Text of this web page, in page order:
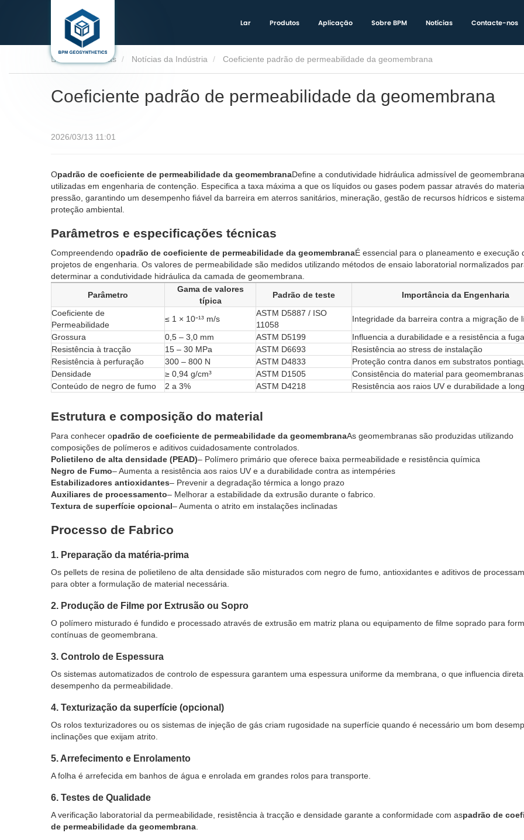
Lar Produtos Aplicação Sobre BPM Notícias Contacte-nos
Notícias Notícias da Indústria Coeficiente padrão de permeabilidade da geomembrana
Coeficiente padrão de permeabilidade da geomembrana
2026/03/13 11:01
Opadrão de coeficiente de permeabilidade da geomembranaDefine a condutividade hidráulica admissível de
utilizadas em engenharia de contenção. Especifica a taxa máxima a que os líquidos ou gases podem passar através do
pressão, garantindo um desempenho fiável da barreira em aterros sanitários, mineração, gestão de recursos hídricos e
proteção ambiental.
Parâmetros e especificações técnicas
Compreendendo opadrão de coeficiente de permeabilidade da geomembranaÉ essencial para o planeamento e execução
projetos de engenharia. Os valores de permeabilidade são medidos utilizando métodos de ensaio laboratorial normalizados
determinar a condutividade hidráulica da camada de geomembrana.
Parâmetro
Gama de valores
típica
Padrão de teste
Importância da Engenharia
Coeficiente de
Permeabilidade
≤ 1 × 10⁻¹³ m/s
ASTM D5887 / ISO
11058
Integridade da barreira contra a migração de
Grossura
0,5 – 3,0 mm ASTM D5199
Influencia a durabilidade e a resistência a
Resistência à tracção
15 – 30 MPa ASTM D6693
Resistência ao stress de instalação
Resistência à perfuração
300 – 800 N ASTM D4833
Proteção contra danos em substratos
Densidade
≥ 0,94 g/cm³ ASTM D1505
Consistência do material para
Conteúdo de negro de fumo
2 a 3% ASTM D4218 Resistência aos raios UV e durabilidade a
Estrutura e composição do material
Para conhecer opadrão de coeficiente de permeabilidade da geomembranaAs geomembranas são produzidas utilizando
composições de polímeros e aditivos cuidadosamente controlados.
Polietileno de alta densidade (PEAD)– Polímero primário que oferece baixa permeabilidade e resistência química
Negro de Fumo– Aumenta a resistência aos raios UV e a durabilidade contra as intempéries
Estabilizadores antioxidantes– Prevenir a degradação térmica a longo prazo
Auxiliares de processamento– Melhorar a estabilidade da extrusão durante o fabrico.
Textura de superfície opcional– Aumenta o atrito em instalações inclinadas
Processo de Fabrico
1. Preparação da matéria-prima
Os pellets de resina de polietileno de alta densidade são misturados com negro de fumo, antioxidantes e aditivos de
para obter a formulação de material necessária.
2. Produção de Filme por Extrusão ou Sopro
O polímero misturado é fundido e processado através de extrusão em matriz plana ou equipamento de filme soprado para
contínuas de geomembrana.
3. Controlo de Espessura
Os sistemas automatizados de controlo de espessura garantem uma espessura uniforme da membrana, o que influencia
desempenho da permeabilidade.
4. Texturização da superfície (opcional)
Os rolos texturizadores ou os sistemas de injeção de gás criam rugosidade na superfície quando é necessário um bom
inclinações que exijam atrito.
5. Arrefecimento e Enrolamento
A folha é arrefecida em banhos de água e enrolada em grandes rolos para transporte.
6. Testes de Qualidade
A verificação laboratorial da permeabilidade, resistência à tracção e densidade garante a conformidade com aspadrão de
de permeabilidade da geomembrana